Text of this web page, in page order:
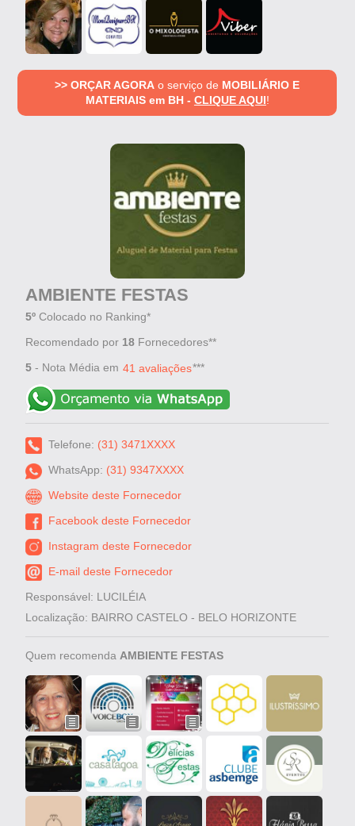
>> ORÇAR AGORA o serviço de MOBILIÁRIO E
MATERIAIS em BH - CLIQUE AQUI!
AMBIENTE FESTAS
5º Colocado no Ranking*
Recomendado por 18 Fornecedores**
5 - Nota Média em 41 avaliações***
Telefone: (31) 3471XXXX
WhatsApp: (31) 9347XXXX
Website deste Fornecedor
Facebook deste Fornecedor
Instagram deste Fornecedor
E-mail deste Fornecedor
Responsável: LUCILÉIA
Localização: BAIRRO CASTELO - BELO HORIZONTE
Quem recomendaAMBIENTE FESTAS